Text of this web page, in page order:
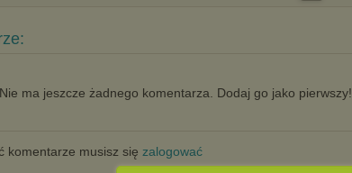
Nie ma jeszcze żadnego komentarza. Dodaj go jako pierwszy!
komentarze musisz się zalogować